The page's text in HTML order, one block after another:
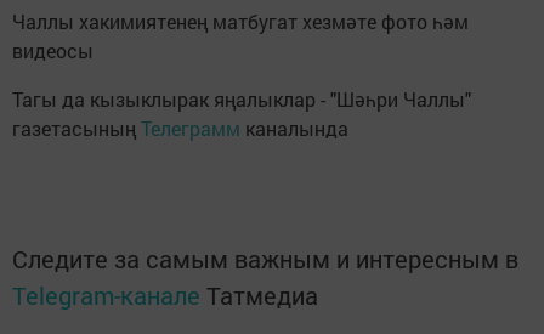
Чаллы хакимиятенең матбугат хезмәте фото һәм
видеосы
Тагы да кызыклырак яңалыклар - "Шәһри Чаллы"
газетасының Телеграмм каналында
Следите за самым важным и интересным в
Telegram-канале Татмедиа